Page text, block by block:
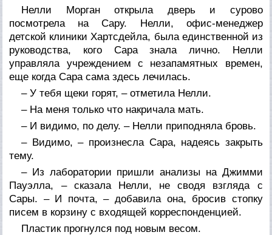
Нелли Морган открыла дверь и сурово
посмотрела на Сару. Нелли, офис-менеджер
детской клиники Хартсдейла, была единственной из
руководства, кого Сара знала лично. Нелли
управляла учреждением с незапамятных времен,
еще когда Сара сама здесь лечилась.
– У тебя щеки горят, – отметила Нелли.
– На меня только что накричала мать.
– И видимо, по делу. – Нелли приподняла бровь.
– Видимо, – произнесла Сара, надеясь закрыть
тему.
– Из лаборатории пришли анализы на Джимми
Пауэлла, – сказала Нелли, не сводя взгляда с
Сары. – И почта, – добавила она, бросив стопку
писем в корзину с входящей корреспонденцией.
Пластик прогнулся под новым весом.